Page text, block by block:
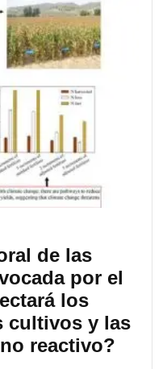
de las
por el
los
cultivos y las
reactivo?